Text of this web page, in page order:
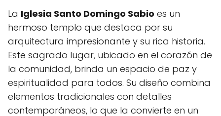
La Iglesia Santo Domingo Sabio es un
hermoso templo que destaca por su
arquitectura impresionante y su rica historia.
Este sagrado lugar, ubicado en el corazón de
la comunidad, brinda un espacio de paz y
espiritualidad para todos. Su diseño combina
elementos tradicionales con detalles
contemporáneos, lo que la convierte en un